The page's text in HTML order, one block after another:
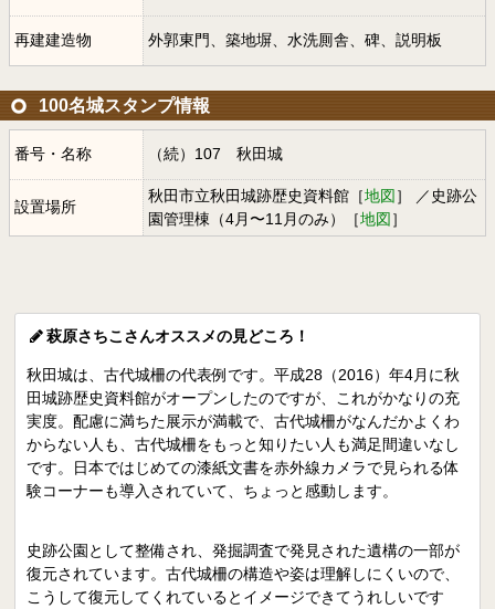
再建建造物 外郭東門、築地塀、水洗厠舎、碑、説明板
100名城スタンプ情報
番号・名称 （続）107 秋田城
設置場所
秋田市立秋田城跡歴史資料館［地図 ］ ／史跡公
園管理棟（4月〜11月のみ）［地図 ］
萩原さちこさんオススメの見どころ！
秋田城は、古代城柵の代表例です。平成28（2016）年4月に秋
田城跡歴史資料館がオープンしたのですが、これがかなりの充
実度。配慮に満ちた展示が満載で、古代城柵がなんだかよくわ
からない人も、古代城柵をもっと知りたい人も満足間違いなし
です。日本ではじめての漆紙文書を赤外線カメラで見られる体
験コーナーも導入されていて、ちょっと感動します。
史跡公園として整備され、発掘調査で発見された遺構の一部が
復元されています。古代城柵の構造や姿は理解しにくいので、
こうして復元してくれているとイメージできてうれしいです